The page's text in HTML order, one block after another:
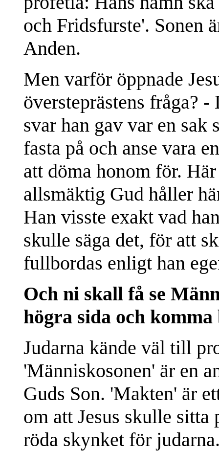
och Fridsfurste'. Sonen
Anden.
Men varför öppnade
översteprästens fråga?
svar han gav var en sak
fasta på och anse vara
att döma honom för.
allsmäktig Gud håller
Han visste exakt vad
skulle säga det, för att
fullbordas enligt han
Och ni skall få se
högra sida och
Judarna kände väl till
'Människosonen' är en
Guds Son. 'Makten' är
om att Jesus skulle sitta
röda skynket för